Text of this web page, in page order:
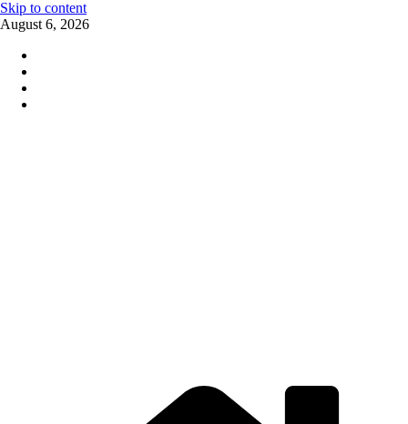
Skip to content
August 6, 2026